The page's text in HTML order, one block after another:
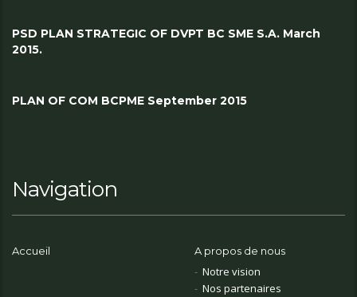
PSD PLAN STRATEGIC OF DVPT BC SME S.A. March
2015.
PLAN OF COM BCPME September 2015
Navigation
Accueil A propos de nous
Notre vision
Nos partenaires